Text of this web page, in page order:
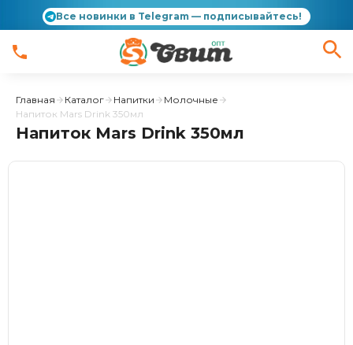
Все новинки в Telegram — подписывайтесь!
Главная Каталог Напитки
Молочные
Напиток Mars Drink 350мл
Напиток Mars Drink 350мл